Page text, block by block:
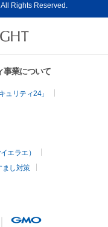
Rights Reserved.
事業について
ュリティ24」
エラエ）
まし対策